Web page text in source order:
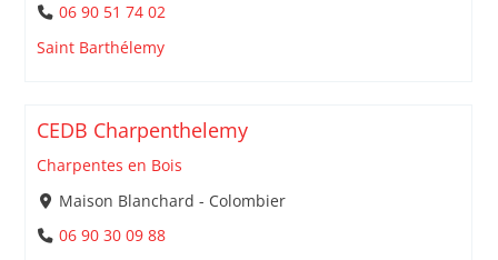
06 90 51 74 02
Saint Barthélemy
CEDB Charpenthelemy
Charpentes en Bois
Maison Blanchard - Colombier
06 90 30 09 88